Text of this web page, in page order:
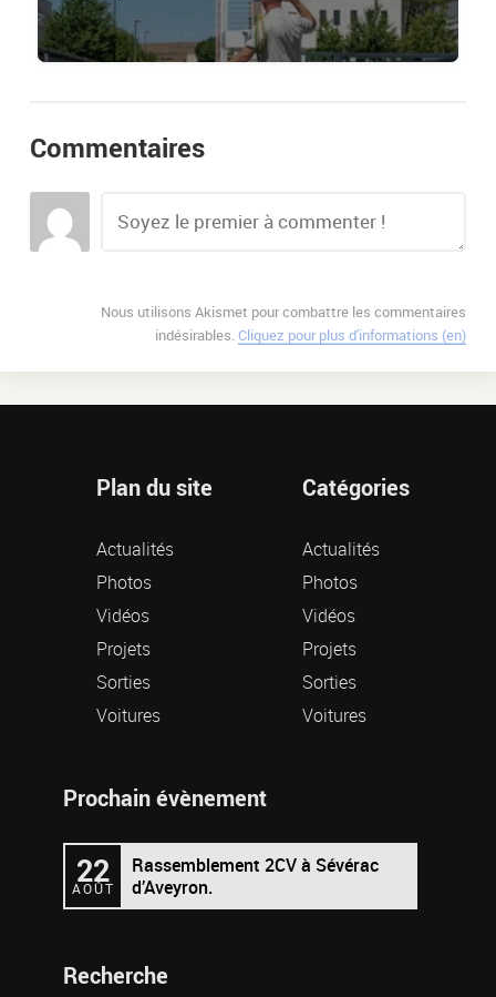
Commentaires
Nous utilisons Akismet pour combattre les commentaires
indésirables.Cliquez pour plus d'informations (en)
Plan du site
Actualités
Photos
Vidéos
Projets
Sorties
Voitures
Catégories
Actualités
Photos
Vidéos
Projets
Sorties
Voitures
Prochain évènement
22
AOÛT
Rassemblement 2CV à Sévérac
d’Aveyron.
Recherche